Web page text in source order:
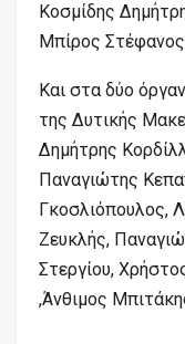
Κοσμίδης
Μπίρος
Και στα δύο
της Δυτικής
Δημήτρης
Παναγιώτης
Γκοσλιόπουλος,
Ζευκλής,
Στεργίου,
,Άνθιμος